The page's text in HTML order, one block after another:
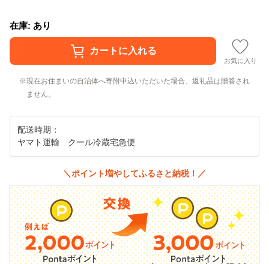
在庫: あり
お気に入り
現在お住まいの自治体へ寄附申込いただいた場合、返礼品は贈答され
ません。
配送時期：
ヤマト運輸 クール冷蔵宅急便
＼ポイント増やしてふるさと納税！／